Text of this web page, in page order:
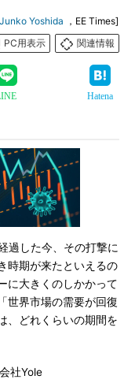
Junko Yoshida ，EE Times]
PC用表示
関連情報
Hatena
過した今、その打撃に
時期が来たといえるの
に大きくのしかかって
世界市場の需要が回復
、どれくらいの期間を
社Yole